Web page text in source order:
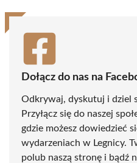
Dołącz do nas na
Odkrywaj, dyskutuj i dziel
Przyłącz się do naszej
gdzie możesz dowiedzieć
wydarzeniach w Legnicy.
polub naszą stronę i bądź